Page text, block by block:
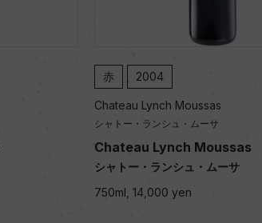
赤 2004
Chateau Lynch Moussas
シャトー・ランシュ・ムーサ
Chateau Lynch Moussas
シャトー・ランシュ・ムーサ
750ml, 14,000 yen